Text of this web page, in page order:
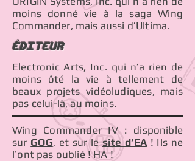
moins donné vie à la saga Wing
Commander, mais aussi d’Ultima.
éDITEUR
Electronic Arts, Inc. qui n’a rien de
moins ôté la vie à tellement de
beaux projets vidéoludiques, mais
pas celui-là, au moins.
Wing Commander IV : disponible
sur GOG, et sur le site d’EA! Ils ne
l’ont pas oublié ! HA !